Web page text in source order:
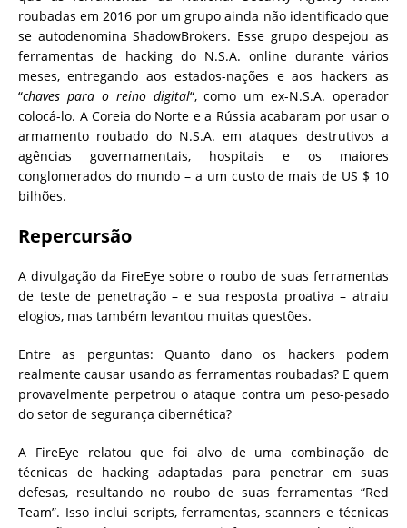
roubadas em 2016 por um grupo ainda não identificado que
se autodenomina ShadowBrokers. Esse grupo despejou as
ferramentas de hacking do N.S.A. online durante vários
meses, entregando aos estados-nações e aos hackers as
“chaves para o reino digital“, como um ex-N.S.A. operador
colocá-lo. A Coreia do Norte e a Rússia acabaram por usar o
armamento roubado do N.S.A. em ataques destrutivos a
agências governamentais, hospitais e os maiores
conglomerados do mundo – a um custo de mais de US $ 10
bilhões.
Repercursão
A divulgação da FireEye sobre o roubo de suas ferramentas
de teste de penetração – e sua resposta proativa – atraiu
elogios, mas também levantou muitas questões.
Entre as perguntas: Quanto dano os hackers podem
realmente causar usando as ferramentas roubadas? E quem
provavelmente perpetrou o ataque contra um peso-pesado
do setor de segurança cibernética?
A FireEye relatou que foi alvo de uma combinação de
técnicas de hacking adaptadas para penetrar em suas
defesas, resultando no roubo de suas ferramentas “Red
Team”. Isso inclui scripts, ferramentas, scanners e técnicas